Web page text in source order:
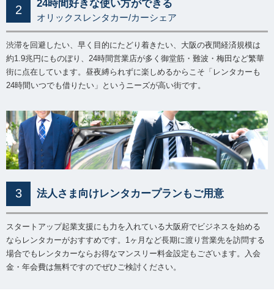
2 24時間好きな使い方ができる
オリックスレンタカー/カーシェア
渋滞を回避したい、早く目的にたどり着きたい、大阪の夜間経済規模は
約1.9兆円にものぼり、24時間営業店が多く御堂筋・難波・梅田など繁華
街に点在しています。昼夜縛られずに楽しめるからこそ「レンタカーも
24時間いつでも借りたい」というニーズが高い街です。
3 法人さま向けレンタカープランもご用意
スタートアップ起業支援にも力を入れている大阪府でビジネスを始める
ならレンタカーがおすすめです。1ヶ月など長期に渡り営業先を訪問する
場合でもレンタカーならお得なマンスリー料金設定もございます。入会
金・年会費は無料ですのでぜひご検討ください。